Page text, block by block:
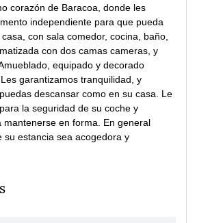
corazón de Baracoa, donde les
independiente para que pueda
con sala comedor, cocina, baño,
con dos camas cameras, y
equipado y decorado
garantizamos tranquilidad, y
descansar como en su casa. Le
la seguridad de su coche y
mantenerse en forma. En general
su estancia sea acogedora y